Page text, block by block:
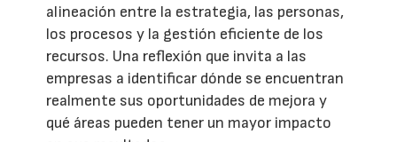
alineación entre la estrategia, las personas,
los procesos y la gestión eficiente de los
recursos. Una reflexión que invita a las
empresas a identificar dónde se encuentran
realmente sus oportunidades de mejora y
qué áreas pueden tener un mayor impacto